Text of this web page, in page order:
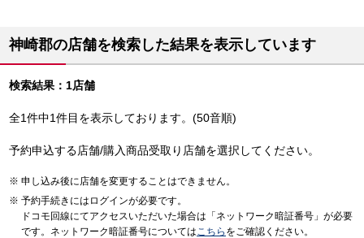
神崎郡の店舗を検索した結果を表示しています
検索結果：1店舗
全1件中1件目を表示しております。(50音順)
予約申込する店舗/購入商品受取り店舗を選択してください。
申し込み後に店舗を変更することはできません。
予約手続きにはログインが必要です。
ドコモ回線にてアクセスいただいた場合は「ネットワーク暗証番号」が必要
です。ネットワーク暗証番号についてはこちら をご確認ください。